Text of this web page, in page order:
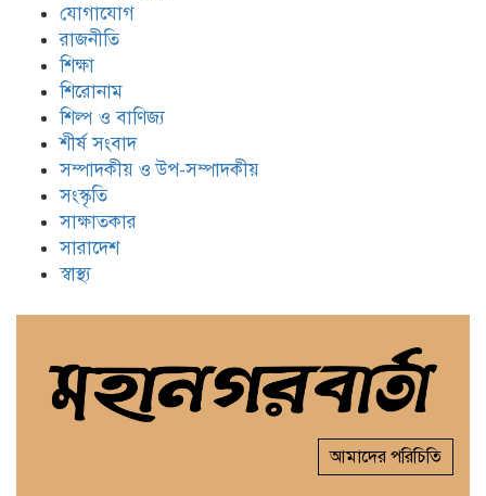
যোগাযোগ
রাজনীতি
শিক্ষা
শিরোনাম
শিল্প ও বাণিজ্য
শীর্ষ সংবাদ
সম্পাদকীয় ও উপ-সম্পাদকীয়
সংস্কৃতি
সাক্ষাতকার
সারাদেশ
স্বাস্থ্য
আমাদের পরিচিতি